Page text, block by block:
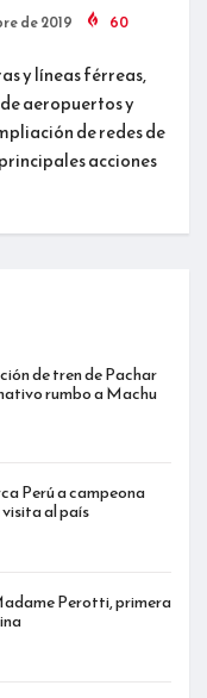
de 2019 60
y líneas férreas,
aeropuertos y
de redes de
acciones
de tren de Pachar
rumbo a Machu
Perú a campeona
visita al país
Perotti, primera